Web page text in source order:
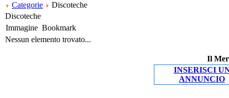
Categorie
Discoteche
Discoteche
Immagine Bookmark
Nessun elemento trovato...
Il
INSERISCI
ANNUNCIO